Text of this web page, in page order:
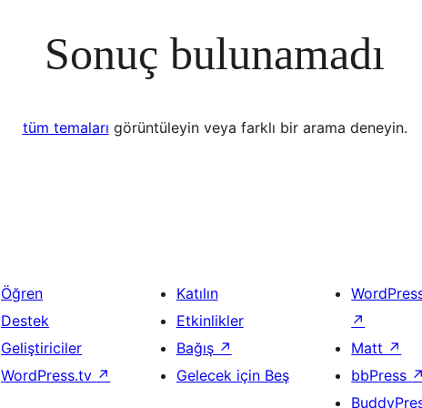
Sonuç bulunamadı
tüm temaları görüntüleyin veya farklı bir arama deneyin.
Öğren
Destek
Geliştiriciler
WordPress.tv ↗
Katılın
Etkinlikler
Bağış ↗
Gelecek için Beş
↗
Matt ↗
bbPress ↗